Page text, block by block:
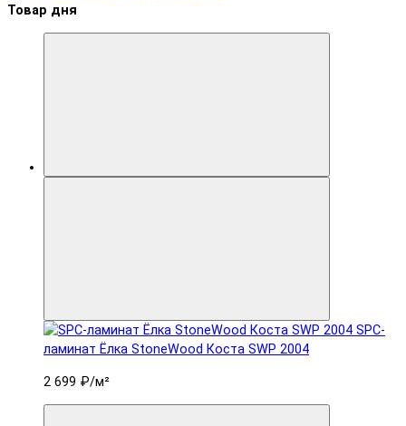
Товар дня
SPC-
ламинат Ëлка StoneWood Коста SWP 2004
2 699 ₽/м²